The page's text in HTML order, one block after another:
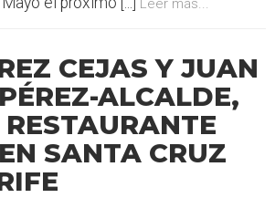
Leer más...
CEJAS Y JUAN
ALCALDE,
SANTA CRUZ